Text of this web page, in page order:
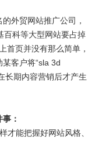
外贸网站推广公司，
百科等大型网站要占掉
首页并没有那么简单，
客户将“sla 3d
长期内容营销后才产生
：
能把握好网站风格、